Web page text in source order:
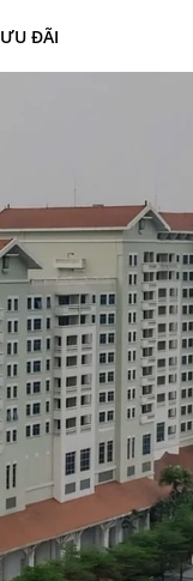
ƯU ĐÃI